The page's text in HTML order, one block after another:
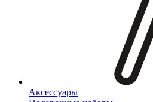
Аксессуары